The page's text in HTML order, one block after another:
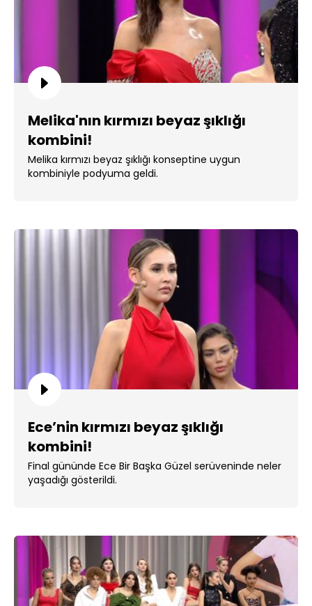
Melika'nın kırmızı beyaz şıklığı
kombini!
Melika kırmızı beyaz şıklığı konseptine uygun
kombiniyle podyuma geldi.
Ece’nin kırmızı beyaz şıklığı
kombini!
Final gününde Ece Bir Başka Güzel serüveninde neler
yaşadığı gösterildi.